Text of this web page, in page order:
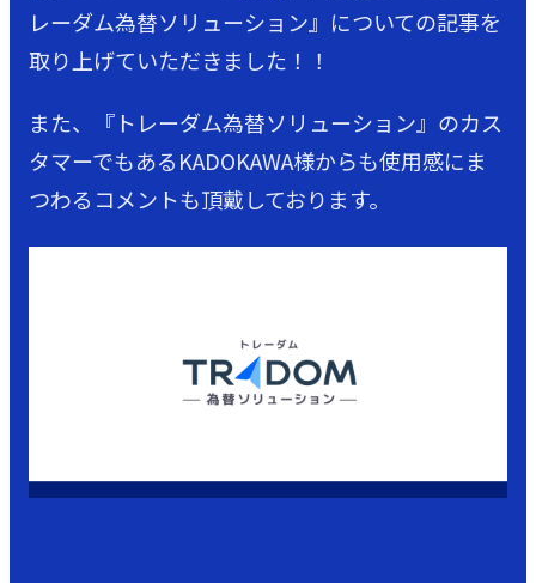
レーダム為替ソリューション』についての記事を
取り上げていただきました！！
また、『トレーダム為替ソリューション』のカス
タマーでもあるKADOKAWA様からも使用感にま
つわるコメントも頂戴しております。